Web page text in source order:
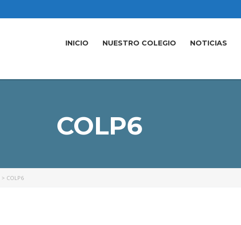
INICIO NUESTRO COLEGIO NOTICIAS
COLP6
> COLP6